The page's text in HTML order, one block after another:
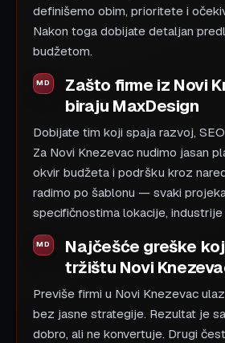
definišemo obim, prioritete i
Nakon toga dobijate detaljan
budžetom.
Zašto firme iz Novi
biraju MaxDesign
Dobijate tim koji spaja razvoj,
Za Novi Knezevac nudimo jasan
okvir budžeta i podršku kroz
radimo po šablonu — svaki
specifičnostima lokacije,
Najčešće greške
tržištu Novi
Previše firmi u Novi Knezevac
bez jasne strategije. Rezultat je
dobro, ali ne konvertuje. Drugi